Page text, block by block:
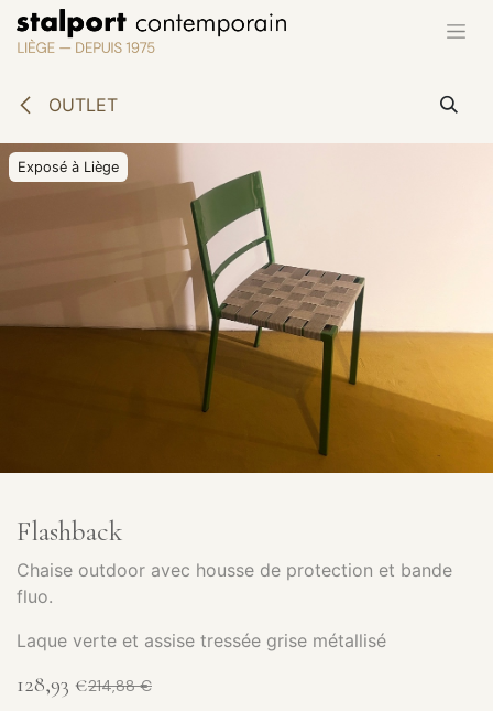
Se rendre au contenu
OUTLET
Exposé à Liège
Flashback
Chaise outdoor avec housse de protection et bande
fluo.
Laque verte et assise tressée grise métallisé
128,93 €214,88€